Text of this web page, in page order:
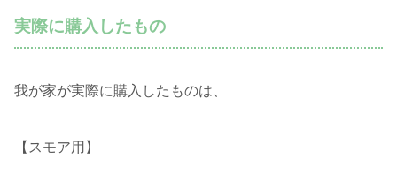
実際に購入したもの
我が家が実際に購入したものは、
【スモア用】